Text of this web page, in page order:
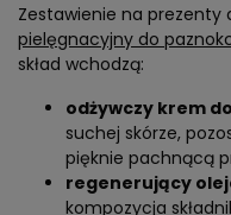
Zestawienie na
pielęgnacyjny do
skład wchodzą:
odżywczy krem
suchej skórze,
pięknie pachnącą
regenerujący
kompozycja